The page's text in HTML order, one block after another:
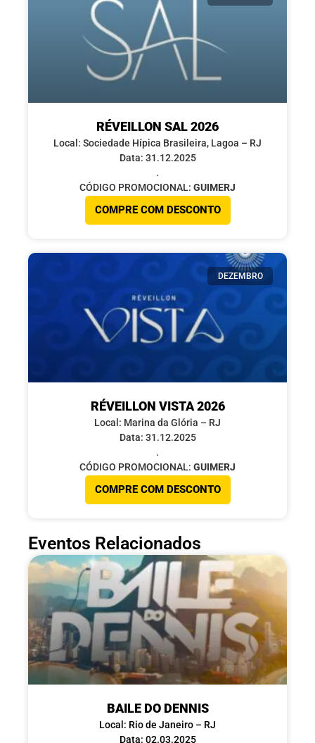
RÉVEILLON SAL 2026
Local: Sociedade Hípica Brasileira, Lagoa – RJ
Data: 31.12.2025
.
CÓDIGO PROMOCIONAL: GUIMERJ
COMPRE COM DESCONTO
DEZEMBRO
RÉVEILLON VISTA 2026
Local: Marina da Glória – RJ
Data: 31.12.2025
.
CÓDIGO PROMOCIONAL: GUIMERJ
COMPRE COM DESCONTO
Eventos Relacionados
BAILE DO DENNIS
Local: Rio de Janeiro – RJ
Data: 02.03.2025